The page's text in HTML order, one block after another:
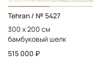
Tehran / № 5427
300 x 200 см
бамбуковый шелк
515 000 ₽